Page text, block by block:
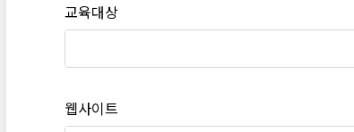
교육대상
웹사이트